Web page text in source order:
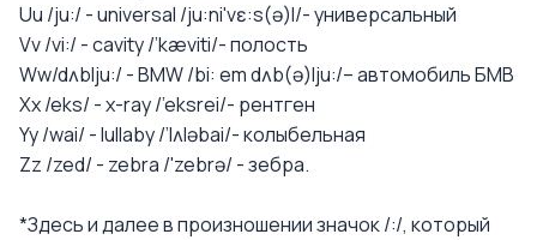
Uu /ju:/ - universal /ju:ni'vɛ:s(ə)l/- универсальный
Vv /vi:/ - cavity /’kæviti/- полость
Ww/dʌblju:/ - BMW /bi: em dʌb(ə)lju:/– автомобиль БМВ
Xx /eks/ - x-ray /’eksrei/- рентген
Yy /wai/ - lullaby /’lʌləbai/- колыбельная
Zz /zed/ - zebra /'zebrə/ - зебра.
*Здесь и далее в произношении значок /:/, который